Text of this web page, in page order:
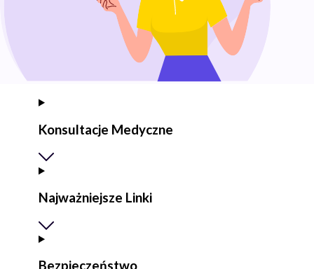
Konsultacje Medyczne
Najważniejsze Linki
Bezpieczeństwo